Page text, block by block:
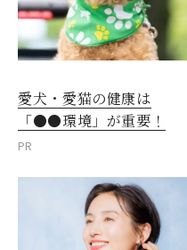
愛犬・愛猫の健康は
「●●環境」が重要！
PR